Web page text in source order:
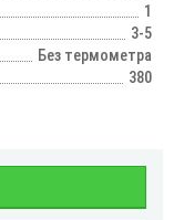
1
3-5
Без термометра
380